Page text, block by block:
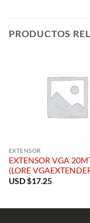
PRODUCTOS
EXTENSOR
EXTENSOR VGA
(LORE
USD $17.25